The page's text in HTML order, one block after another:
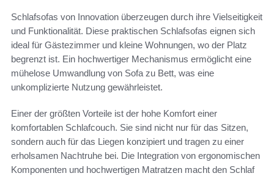
Schlafsofas von Innovation überzeugen durch ihre Vielseitigkeit
und Funktionalität. Diese praktischen Schlafsofas eignen sich
ideal für Gästezimmer und kleine Wohnungen, wo der Platz
begrenzt ist. Ein hochwertiger Mechanismus ermöglicht eine
mühelose Umwandlung von Sofa zu Bett, was eine
unkomplizierte Nutzung gewährleistet.
Einer der größten Vorteile ist der hohe Komfort einer
komfortablen Schlafcouch. Sie sind nicht nur für das Sitzen,
sondern auch für das Liegen konzipiert und tragen zu einer
erholsamen Nachtruhe bei. Die Integration von ergonomischen
Komponenten und hochwertigen Matratzen macht den Schlaf